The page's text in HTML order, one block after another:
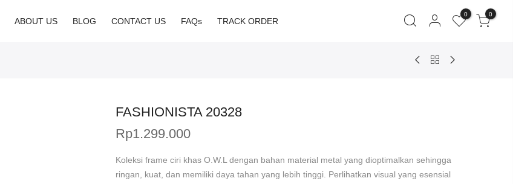
ABOUT US BLOG CONTACT US FAQs TRACK ORDER
0 0
FASHIONISTA 20328
Rp1.299.000
Koleksi frame ciri khas O.W.L dengan bahan material metal yang dioptimalkan sehingga
ringan, kuat, dan memiliki daya tahan yang lebih tinggi. Perlihatkan visual yang esensial